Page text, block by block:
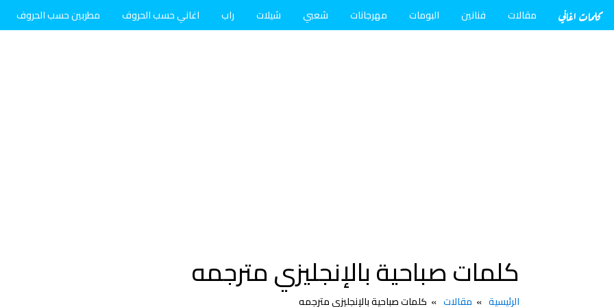
كلمات اغاني مقالات فنانين البومات مهرجانات شعبي شيلات راب اغاني حسب الحروف مطربين حسب الحروف
كلمات صباحية بالإنجليزي مترجمه
الرئيسية مقالات كلمات صباحية بالإنجليزي مترجمه